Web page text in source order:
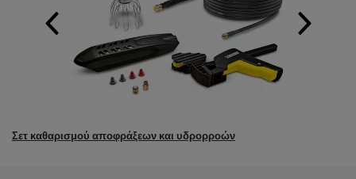
Σετ καθαρισμού αποφράξεων και υδρορροών